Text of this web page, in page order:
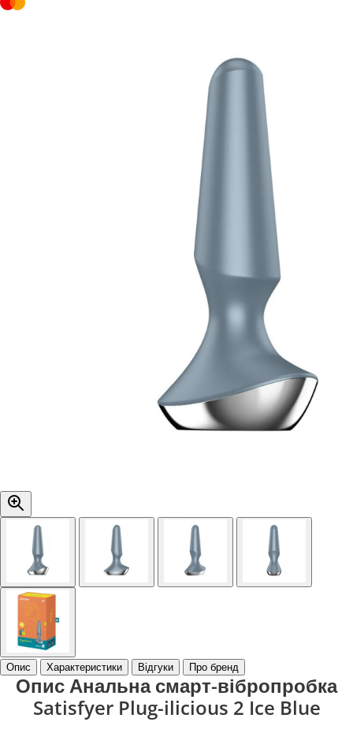
Опис Характеристики Відгуки Про бренд
Опис Анальна смарт-вібропробка
Satisfyer Plug-ilicious 2 Ice Blue